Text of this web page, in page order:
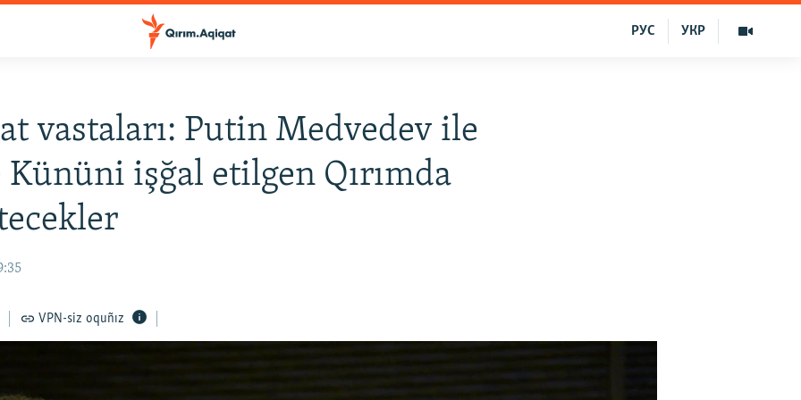
УКР
РУС
vastaları: Putin Medvedev ile
Kününi işğal etilgen Qırımda
VPN-siz oquñız